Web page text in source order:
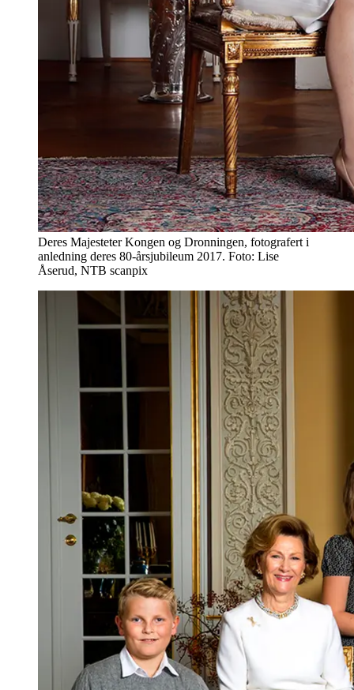
Deres Majesteter Kongen og Dronningen, fotografert i
anledning deres 80-årsjubileum 2017. Foto: Lise
Åserud, NTB scanpix